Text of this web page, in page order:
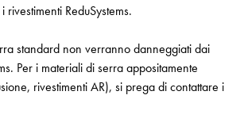
rivestimenti ReduSystems.
standard non verranno danneggiati dai
Per i materiali di serra appositamente
rivestimenti AR), si prega di contattare i